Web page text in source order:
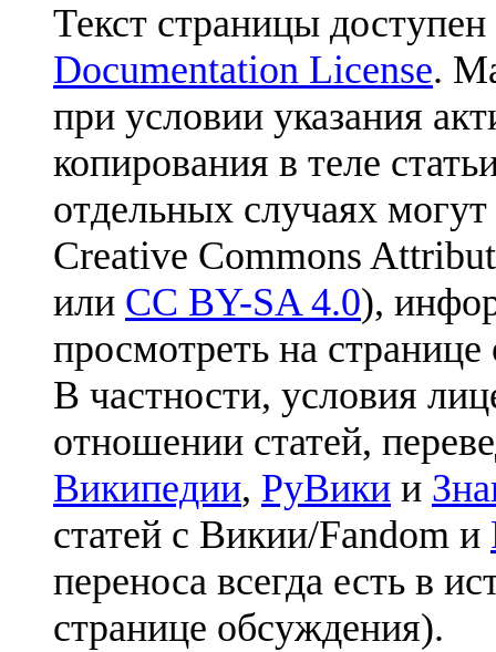
Текст страницы
Documentation License.
при условии указания
копирования в теле
отдельных случаях
Creative Commons
или CC BY-SA 4.0),
просмотреть на
В частности, условия
отношении статей,
Википедии, РуВики и
статей с Викии/Fandom и
переноса всегда есть в
странице обсуждения).